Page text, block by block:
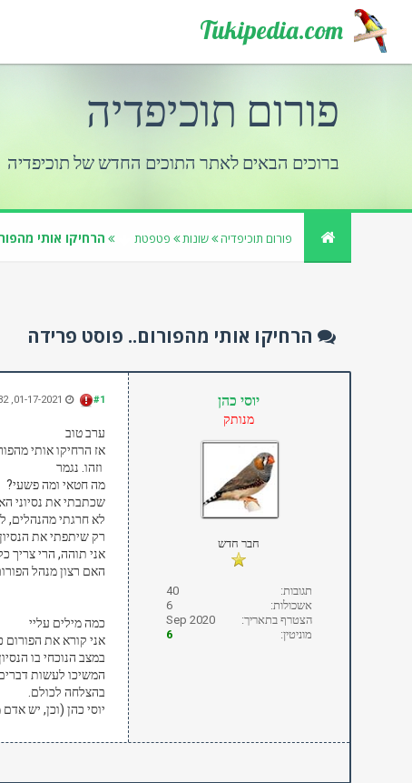
Tukipedia.com
פורום תוכיפדיה
ברוכים הבאים לאתר התוכים החדש של תוכיפדיה
פורום תוכיפדיה שונות פטפטת הרחיקו אותי
הרחיקו אותי מהפורום.. פוסט פרידה
יוסי כהן
מנותק
חבר חדש
תגובות:
40
אשכולות:
6
הצטרף בתאריך:
Sep 2020
מוניטין:
6
#1
ערב טוב
אז הרחיקו אותי
וזהו. נגמר
מה חטאי ומה פשעי?
שכתבתי את נסיוני
לא חרגתי מהנהלים,
רק שיתפתי את
אני תוהה, הרי צריך
האם רצון מנהל
כמה מילים עליי
אני קורא את הפורום
במצב הנוכחי בו
המשיכו לעשות
בהצלחה לכולם.
יוסי כהן (וכן, יש